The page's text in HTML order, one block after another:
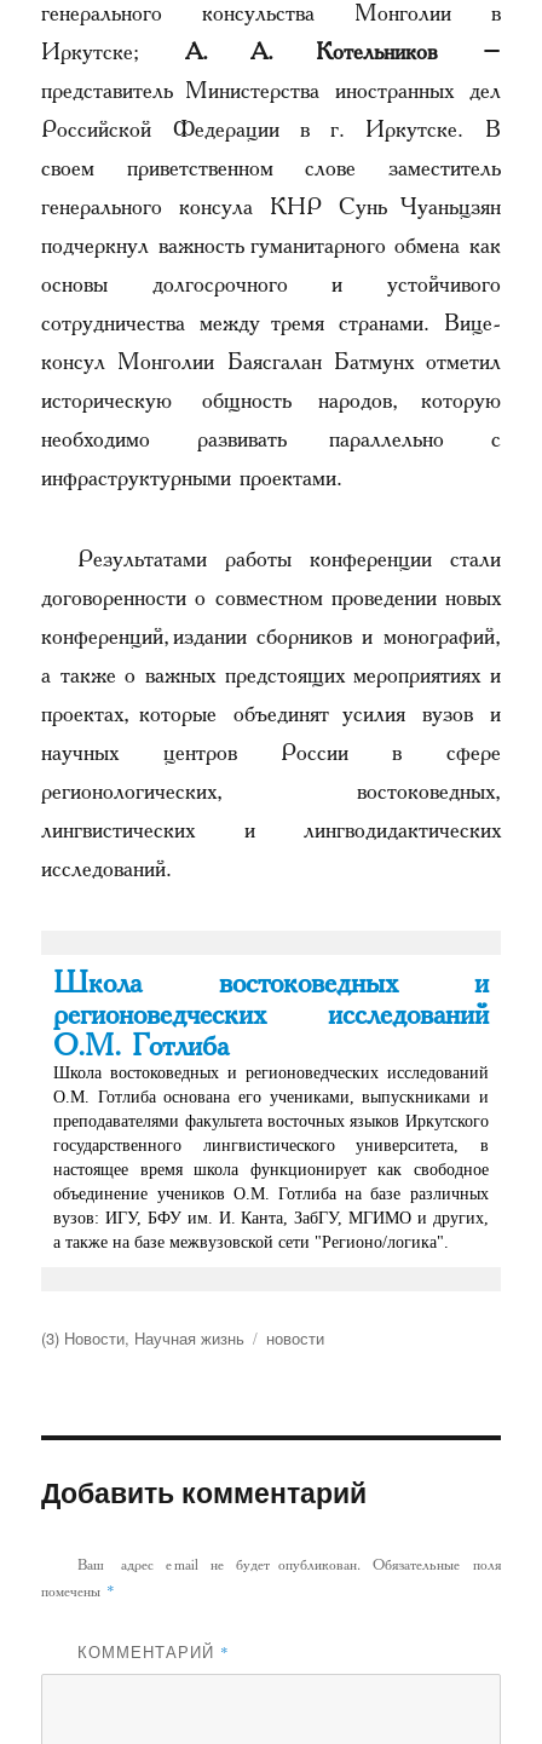
генерального консульства Монголии в
Иркутске; А. А. Котельников–
представитель Министерства иностранных дел
Российской Федерации в г. Иркутске. В
своем приветственном слове заместитель
генерального консула КНР Сунь Чуаньцзян
подчеркнул важность гуманитарного обмена как
основы долгосрочного и устойчивого
сотрудничества между тремя странами. Вице-
консул Монголии Баясгалан Батмунх отметил
историческую общность народов, которую
необходимо развивать параллельно с
инфраструктурными проектами.
Результатами работы конференции стали
договоренности о совместном проведении новых
конференций, издании сборников и монографий,
а также о важных предстоящих мероприятиях и
проектах, которые объединят усилия вузов и
научных центров России в сфере
регионологических, востоковедных,
лингвистических и лингводидактических
исследований.
Школа востоковедных и
регионоведческих исследований
О.М. Готлиба
Школа востоковедных и регионоведческих исследований
О.М. Готлиба основана его учениками, выпускниками и
преподавателями факультета восточных языков Иркутского
государственного лингвистического университета, в
настоящее время школа функционирует как свободное
объединение учеников О.М. Готлиба на базе различных
вузов: ИГУ, БФУ им. И. Канта, ЗабГУ, МГИМО и других,
а также на базе межвузовской сети "Регионо/логика".
Рубрики
(3) Новости, Научная жизнь Метки
новости
Добавить комментарий
Ваш адрес email не будет опубликован.
Обязательные поля
помечены *
КОММЕНТАРИЙ *